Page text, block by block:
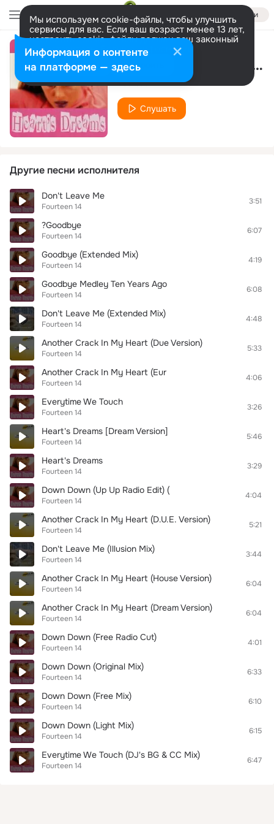
Войти
Мы используем cookie-файлы, чтобы улучшить
сервисы для вас. Если ваш возраст менее 13 лет,
настроить cookie-файлы должен ваш законный
представитель. Больше информации
Разрешить все Настроить Everytime We Touch (Sueno Mix)
Fourteen 14
Слушать
Другие песни исполнителя
Don't Leave Me
Fourteen 14
3:51
?Goodbye
Fourteen 14
6:07
Goodbye (Extended Mix)
Fourteen 14
4:19
Goodbye Medley Ten Years Ago
Fourteen 14
6:08
Don't Leave Me (Extended Mix)
Fourteen 14
4:48
Another Crack In My Heart (Due Version)
Fourteen 14
5:33
Another Crack In My Heart (Eur
Fourteen 14
4:06
Everytime We Touch
Fourteen 14
3:26
Heart's Dreams [Dream Version]
Fourteen 14
5:46
Heart's Dreams
Fourteen 14
3:29
Down Down (Up Up Radio Edit) (
Fourteen 14
4:04
Another Crack In My Heart (D.U.E. Version)
Fourteen 14
5:21
Don't Leave Me (Illusion Mix)
Fourteen 14
3:44
Another Crack In My Heart (House Version)
Fourteen 14
6:04
Another Crack In My Heart (Dream Version)
Fourteen 14
6:04
Down Down (Free Radio Cut)
Fourteen 14
4:01
Down Down (Original Mix)
Fourteen 14
6:33
Down Down (Free Mix)
Fourteen 14
6:10
Down Down (Light Mix)
Fourteen 14
6:15
Everytime We Touch (DJ's BG & CC Mix)
Fourteen 14
6:47
Информация о контенте
на платформе — здесь